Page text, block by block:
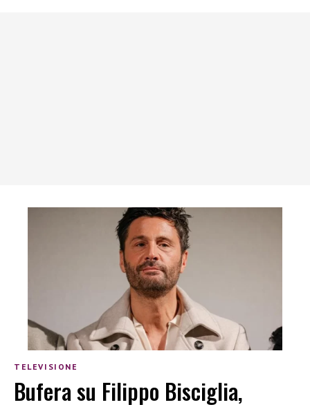
TELEVISIONE
Bufera su Filippo Bisciglia,